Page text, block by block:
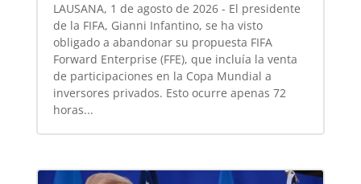
LAUSANA, 1 de agosto de 2026 - El presidente
de la FIFA, Gianni Infantino, se ha visto
obligado a abandonar su propuesta FIFA
Forward Enterprise (FFE), que incluía la venta
de participaciones en la Copa Mundial a
inversores privados. Esto ocurre apenas 72
horas...